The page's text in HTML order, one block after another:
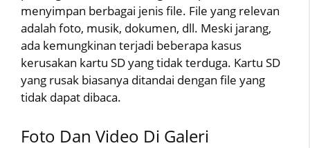
menyimpan berbagai jenis file. File yang relevan
adalah foto, musik, dokumen, dll. Meski jarang,
ada kemungkinan terjadi beberapa kasus
kerusakan kartu SD yang tidak terduga. Kartu SD
yang rusak biasanya ditandai dengan file yang
tidak dapat dibaca.
Foto Dan Video Di Galeri